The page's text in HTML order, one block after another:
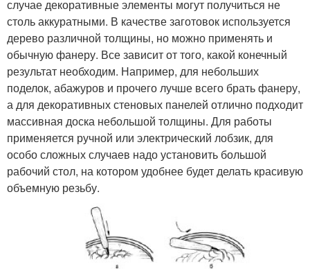
случае декоративные элементы могут получиться не
столь аккуратными. В качестве заготовок используется
дерево различной толщины, но можно применять и
обычную фанеру. Все зависит от того, какой конечный
результат необходим. Например, для небольших
поделок, абажуров и прочего лучше всего брать фанеру,
а для декоративных стеновых панелей отлично подходит
массивная доска небольшой толщины. Для работы
применяется ручной или электрический лобзик, для
особо сложных случаев надо установить большой
рабочий стол, на котором удобнее будет делать красивую
объемную резьбу.